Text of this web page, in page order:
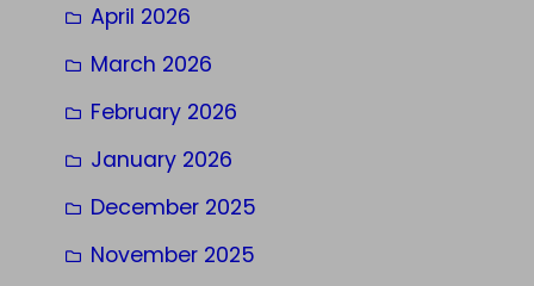
April 2026
March 2026
February 2026
January 2026
December 2025
November 2025